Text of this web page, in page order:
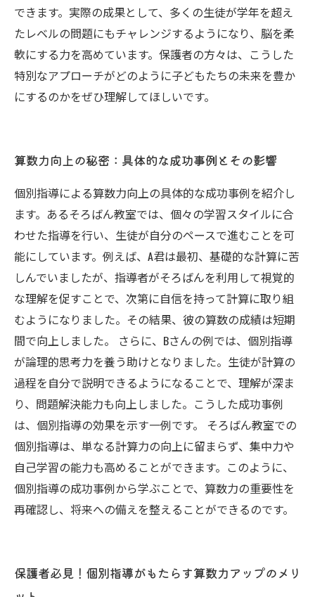
できます。実際の成果として、多くの生徒が学年を超え
たレベルの問題にもチャレンジするようになり、脳を柔
軟にする力を高めています。保護者の方々は、こうした
特別なアプローチがどのように子どもたちの未来を豊か
にするのかをぜひ理解してほしいです。
算数力向上の秘密：具体的な成功事例とその影響
個別指導による算数力向上の具体的な成功事例を紹介し
ます。あるそろばん教室では、個々の学習スタイルに合
わせた指導を行い、生徒が自分のペースで進むことを可
能にしています。例えば、A君は最初、基礎的な計算に苦
しんでいましたが、指導者がそろばんを利用して視覚的
な理解を促すことで、次第に自信を持って計算に取り組
むようになりました。その結果、彼の算数の成績は短期
間で向上しました。 さらに、Bさんの例では、個別指導
が論理的思考力を養う助けとなりました。生徒が計算の
過程を自分で説明できるようになることで、理解が深ま
り、問題解決能力も向上しました。こうした成功事例
は、個別指導の効果を示す一例です。 そろばん教室での
個別指導は、単なる計算力の向上に留まらず、集中力や
自己学習の能力も高めることができます。このように、
個別指導の成功事例から学ぶことで、算数力の重要性を
再確認し、将来への備えを整えることができるのです。
保護者必見！個別指導がもたらす算数力アップのメリ